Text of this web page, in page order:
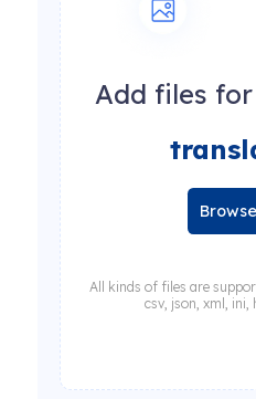
Add files for
All kinds of files are
csv, json, xml, ini,